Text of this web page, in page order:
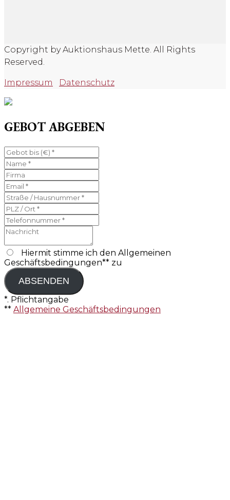
Copyright by Auktionshaus Mette. All Rights
Reserved.
Impressum Datenschutz
GEBOT ABGEBEN
Hiermit stimme ich den Allgemeinen
Geschäftsbedingungen** zu
ABSENDEN
*. Pflichtangabe
** Allgemeine Geschäftsbedingungen